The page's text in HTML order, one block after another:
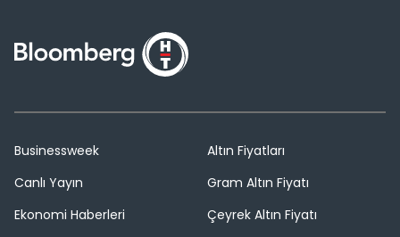
Businessweek
Canlı Yayın
Ekonomi Haberleri
Altın Fiyatları
Gram Altın Fiyatı
Çeyrek Altın Fiyatı